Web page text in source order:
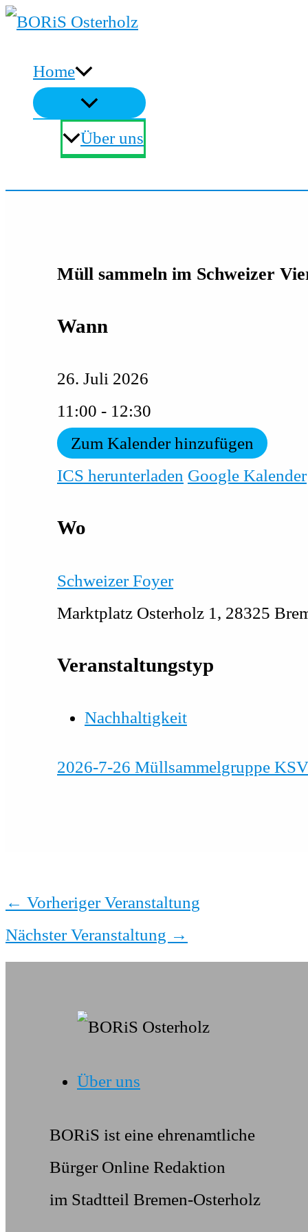
Zum
springen
Home
Über uns
Müll sammeln im Schweizer
Wann
26. Juli 2026
11:00 - 12:30
Zum Kalender hinzufügen
ICS herunterladen Google Kalender
Wo
Schweizer Foyer
Marktplatz Osterholz 1, 28325
Veranstaltungstyp
Nachhaltigkeit
2026-7-26 Müllsammelgruppe KSV
← Vorheriger Veranstaltung
Nächster Veranstaltung →
Über uns
BORiS ist eine ehrenamtliche
Bürger Online Redaktion
im Stadtteil Bremen-Osterholz